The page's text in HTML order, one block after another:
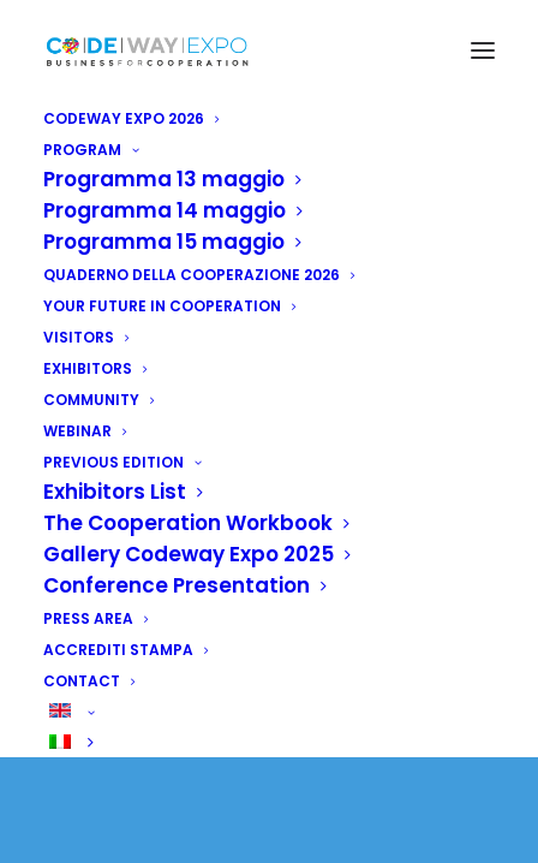
CODEWAY EXPO 2026
PROGRAM
Programma 13 maggio
Programma 14 maggio
Programma 15 maggio
QUADERNO DELLA COOPERAZIONE 2026
YOUR FUTURE IN COOPERATION
VISITORS
EXHIBITORS
COMMUNITY
WEBINAR
PREVIOUS EDITION
Exhibitors List
The Cooperation Workbook
Gallery Codeway Expo 2025
Conference Presentation
PRESS AREA
ACCREDITI STAMPA
CONTACT